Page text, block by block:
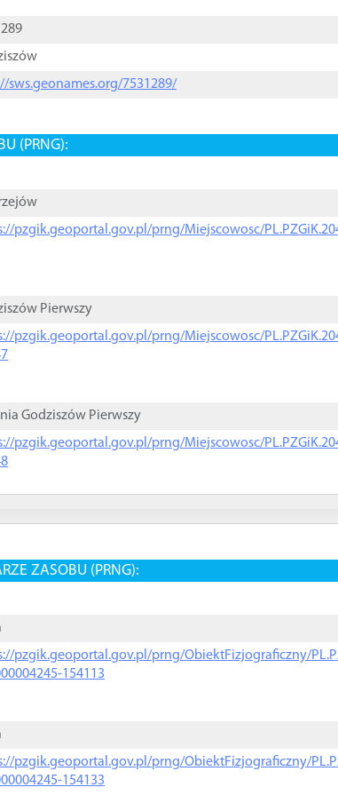
sws.geonames.org/7531289/
(PRNG):
pzgik.geoportal.gov.pl/prng/Miejscowosc/
Pierwszy
pzgik.geoportal.gov.pl/prng/Miejscowosc/
Godziszów Pierwszy
pzgik.geoportal.gov.pl/prng/Miejscowosc/
ZASOBU (PRNG):
pzgik.geoportal.gov.pl/prng/ObiektFizjograficzny/
154113
pzgik.geoportal.gov.pl/prng/ObiektFizjograficzny/
154133